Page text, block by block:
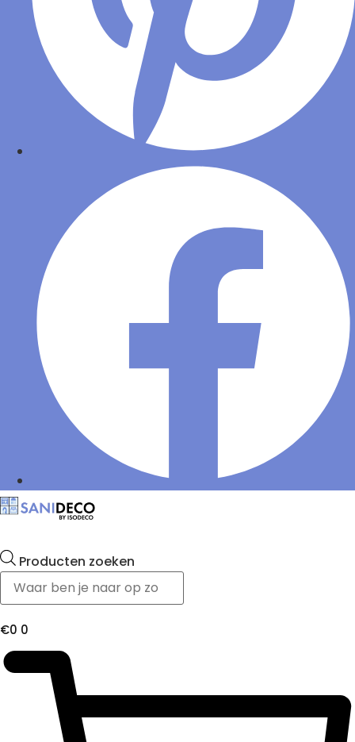
Producten zoeken
€0 0